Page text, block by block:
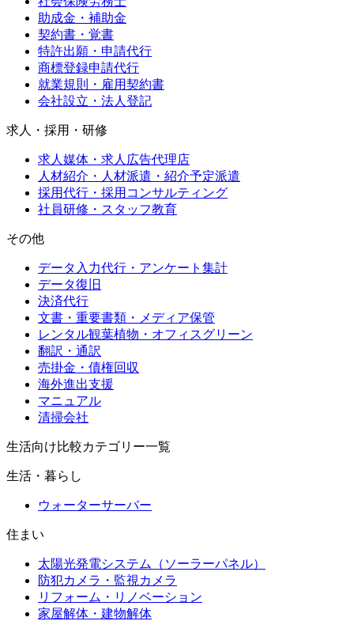
助成金・補助金
契約書・覚書
特許出願・申請代行
商標登録申請代行
就業規則・雇用契約書
会社設立・法人登記
求人・採用・研修
求人媒体・求人広告代理店
人材紹介・人材派遣・紹介予定派遣
採用代行・採用コンサルティング
社員研修・スタッフ教育
その他
データ入力代行・アンケート集計
データ復旧
決済代行
文書・重要書類・メディア保管
レンタル観葉植物・オフィスグリーン
翻訳・通訳
売掛金・債権回収
海外進出支援
マニュアル
清掃会社
生活向け比較カテゴリー一覧
生活・暮らし
ウォーターサーバー
住まい
太陽光発電システム（ソーラーパネル）
防犯カメラ・監視カメラ
リフォーム・リノベーション
家屋解体・建物解体